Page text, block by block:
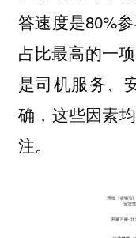
答速度是80%
占比最高的一
是司机服务、
确，这些因素
注。